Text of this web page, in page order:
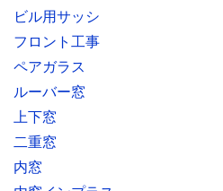
ビル用サッシ
フロント工事
ペアガラス
ルーバー窓
上下窓
二重窓
内窓